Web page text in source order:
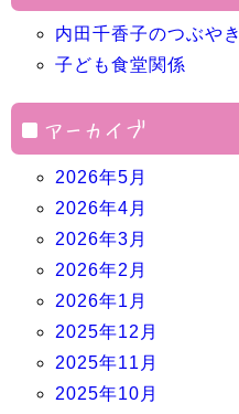
内田千香子のつぶやき
子ども食堂関係
アーカイブ
2026年5月
2026年4月
2026年3月
2026年2月
2026年1月
2025年12月
2025年11月
2025年10月